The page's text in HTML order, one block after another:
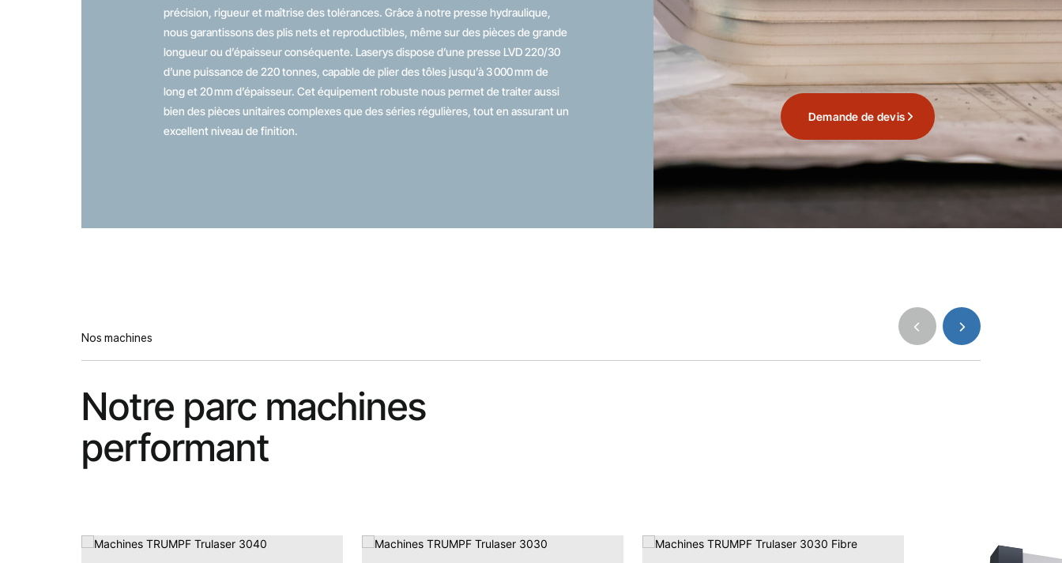
précision, rigueur et maîtrise des tolérances. Grâce à notre presse hydraulique,
nous garantissons des plis nets et reproductibles, même sur des pièces de grande
longueur ou d’épaisseur conséquente. Laserys dispose d’une presse LVD 220/30
d’une puissance de 220 tonnes, capable de plier des tôles jusqu’à 3 000 mm de
long et 20 mm d’épaisseur. Cet équipement robuste nous permet de traiter aussi
bien des pièces unitaires complexes que des séries régulières, tout en assurant un
excellent niveau de finition.
Demande de devis
Nos machines
Notre parc machines
performant